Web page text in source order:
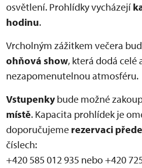
osvětlení. Prohlídky vycházejí
hodinu.
Vrcholným zážitkem večera
ohňová show, která dodá celé
nezapomenutelnou atmosféru.
Vstupenkybude možné
místě. Kapacita prohlídek je
doporučujeme rezervaci
číslech:
+420 585 012 935 nebo +420